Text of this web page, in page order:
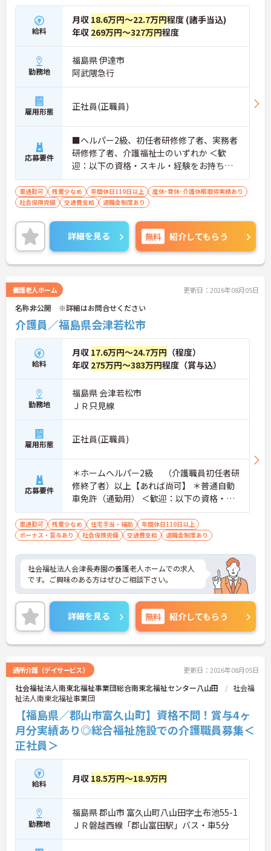
給料
月収 18.6万円～22.7万円程度 (諸手当込)
年収 269万円～327万円程度
勤務地
福島県 伊達市
阿武隈急行
雇用形態 正社員(正職員)
応募要件
■ヘルパー2級、初任者研修修了者、実務者
研修修了者、介護福祉士のいずれか ＜歓
迎：以下の資格・スキル・経験をお持ちの
方＞ ■施設での経験あれば尚可
車通勤可 残業少なめ 年間休日110日以上
産休･育休･介護休暇取得実績あり
社会保険完備
交通費支給 退職金制度あり
詳細を見る 無料 紹介してもらう
養護老人ホーム 更新日：2026年08月05日
名称非公開 ※詳細はお問合せください
介護員／福島県会津若松市
給料
月収 17.6万円～24.7万円 （程度）
年収 275万円～383万円程度（賞与込）
勤務地
福島県 会津若松市
ＪＲ只見線
雇用形態 正社員(正職員)
応募要件
＊ホームヘルパー2級 （介護職員初任者研
修終了者）以上【あれば尚可】 ＊普通自動
車免許（通勤用） ＜歓迎：以下の資格・ス
キル・経験をお持ちの方＞ ■
車通勤可 残業少なめ 住宅手当・補助
年間休日110日以上
ボーナス・賞与あり
社会保険完備 交通費支給 退職金制度あり
社会福祉法人会津長寿園の養護老人ホームでの求人
です。ご興味のある方はぜひご相談下さい。
詳細を見る 無料 紹介してもらう
通所介護（デイサービス） 更新日：2026年08月05日
社会福祉法人南東北福祉事業団総合南東北福祉センター八山田
社会福
祉法人南東北福祉事業団
【福島県／郡山市富久山町】資格不問！賞与4ヶ
月分実績あり◎総合福祉施設での介護職員募集＜
正社員＞
給料 月収 18.5万円～18.9万円
勤務地
福島県 郡山市 富久山町八山田字土布池55-1
ＪＲ磐越西線「郡山富田駅」バス・車5分